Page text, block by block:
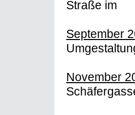
Straße im
September
November